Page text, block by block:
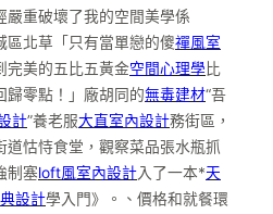
嚴重破壞了我的空間美學係
區北草「只有當單戀的傻禪風室
完美的五比五黃金空間心理學 比
歸零點！」廠胡同的無毒建材“吾
計”養老服大直室內設計務街區，
道怙恃食堂，觀察菜品張水瓶抓
制塞loft風室內設計入了一本*天
設計學入門》。、價格和就餐環